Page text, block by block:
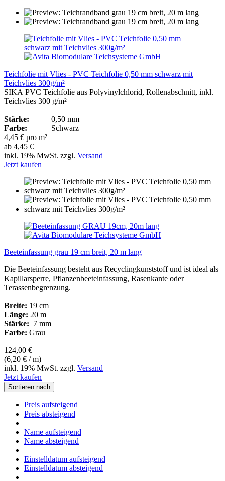
Teichfolie mit Vlies - PVC Teichfolie 0,50 mm schwarz mit
Teichvlies 300g/m²
SIKA PVC Teichfolie aus Polyvinylchlorid, Rollenabschnitt, inkl.
Teichvlies 300 g/m²
Stärke: 0,50 mm
Farbe: Schwarz
4,45 € pro m²
ab 4,45 €
inkl. 19% MwSt. zzgl. Versand
Jetzt kaufen
Beeteinfassung grau 19 cm breit, 20 m lang
Die Beeteinfassung besteht aus Recyclingkunststoff und ist ideal als
Kapillarsperre, Pflanzenbeeteinfassung, Rasenkante oder
Terassenbegrenzung.
Breite: 19 cm
Länge: 20 m
Stärke: 7 mm
Farbe: Grau
124,00 €
(6,20 € / m)
inkl. 19% MwSt. zzgl. Versand
Jetzt kaufen
Sortieren nach
Preis aufsteigend
Preis absteigend
Name aufsteigend
Name absteigend
Einstelldatum aufsteigend
Einstelldatum absteigend